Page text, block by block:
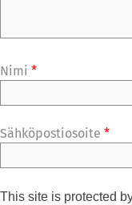
Nimi *
Sähköpostiosoite *
This site is protected